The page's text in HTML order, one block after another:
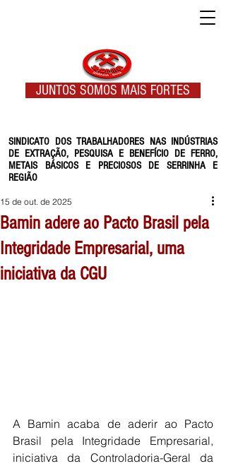
SINDICATO DOS TRABALHADORES NAS INDÚSTRIAS
DE EXTRAÇÃO, PESQUISA E BENEFÍCIO DE FERRO,
METAIS BÁSICOS E PRECIOSOS DE SERRINHA E
REGIÃO
JUNTOS SOMOS MAIS FORTES
Bamin adere ao Pacto Brasil pela
Integridade Empresarial, uma
iniciativa da CGU
15 de out. de 2025
A Bamin acaba de aderir ao Pacto
Brasil pela Integridade Empresarial,
iniciativa da Controladoria-Geral da